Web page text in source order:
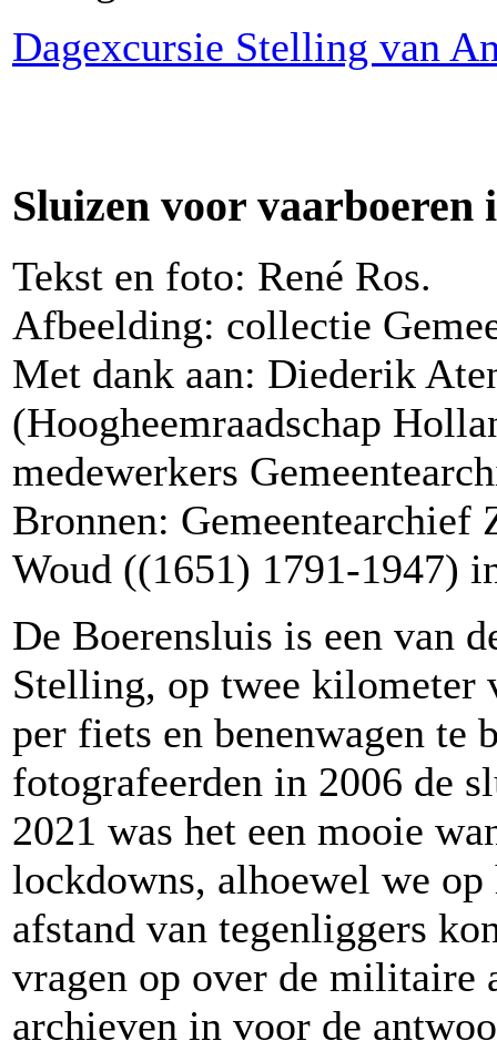
Dagexcursie Stelling van
Sluizen voor vaarboeren
Tekst en foto: René Ros.
Afbeelding: collectie
Met dank aan: Diederik
(Hoogheemraadschap
medewerkers
Bronnen: Gemeentearchief
Woud ((1651) 1791-1947)
De Boerensluis is een van
Stelling, op twee kilometer
per fiets en benenwagen te
fotografeerden in 2006 de
2021 was het een mooie
lockdowns, alhoewel we
afstand van tegenliggers
vragen op over de militaire
archieven in voor de